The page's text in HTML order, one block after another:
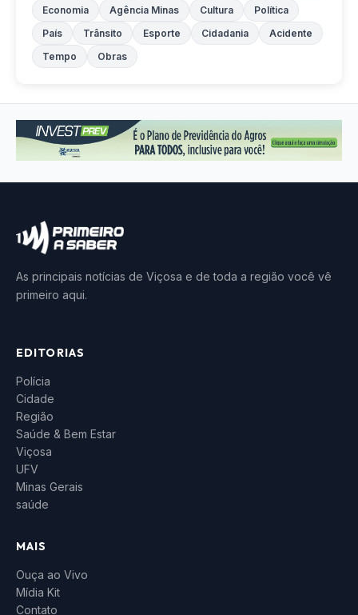
Economia
Agência Minas Cultura
Política
País
Trânsito Esporte Cidadania
Acidente
Tempo
Obras
As principais notícias de Viçosa e de toda a região você vê
primeiro aqui.
EDITORIAS
Polícia
Cidade
Região
Saúde & Bem Estar
Viçosa
UFV
Minas Gerais
saúde
MAIS
Ouça ao Vivo
Mídia Kit
Contato